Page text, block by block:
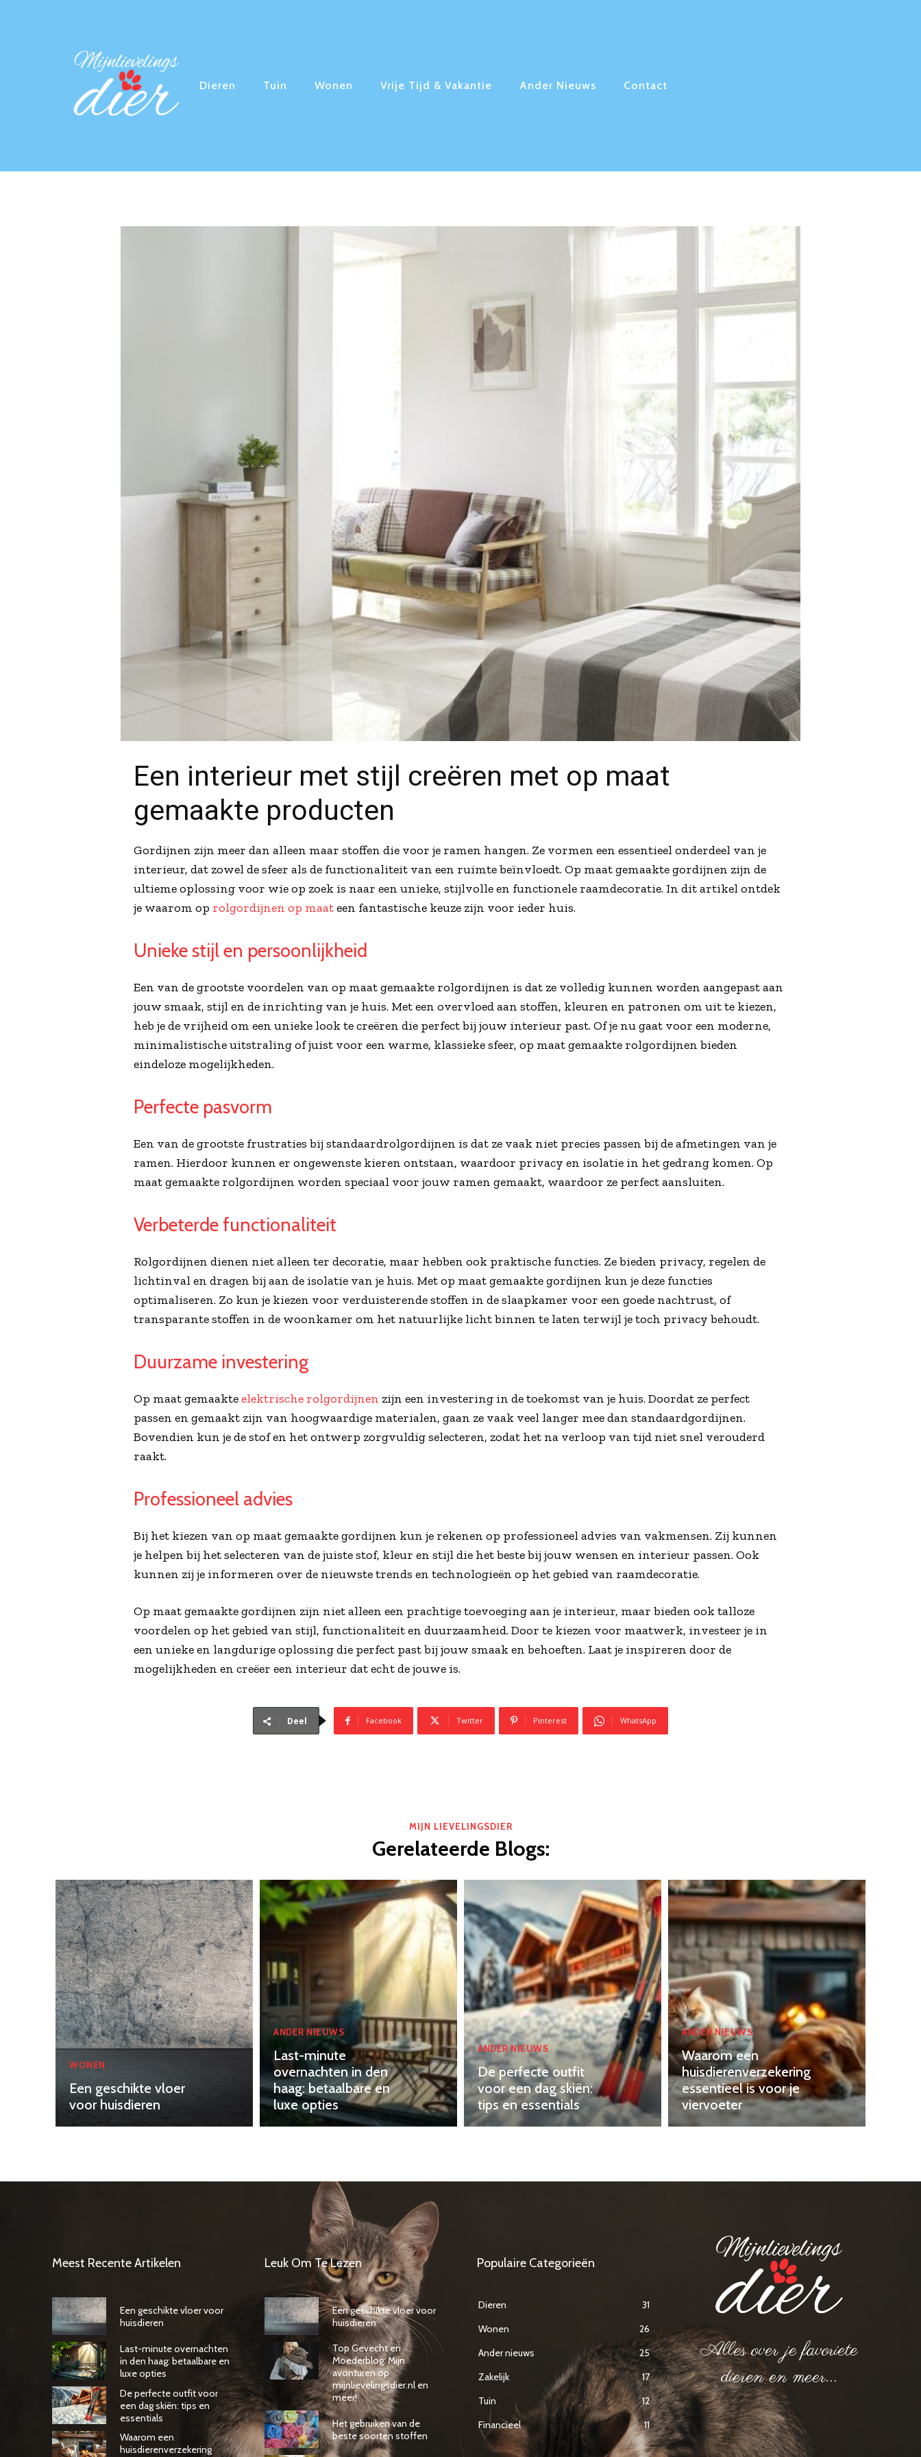
Dieren Tuin Wonen Vrije Tijd & Vakantie Ander Nieuws Contact
Een interieur met stijl creëren met op maat
gemaakte producten
Gordijnen zijn meer dan alleen maar stoffen die voor je ramen hangen. Ze vormen een essentieel onderdeel van je
interieur, dat zowel de sfeer als de functionaliteit van een ruimte beïnvloedt. Op maat gemaakte gordijnen zijn de
ultieme oplossing voor wie op zoek is naar een unieke, stijlvolle en functionele raamdecoratie. In dit artikel ontdek
je waarom op rolgordijnen op maateen fantastische keuze zijn voor ieder huis.
Unieke stijl en persoonlijkheid
Een van de grootste voordelen van op maat gemaakte rolgordijnen is dat ze volledig kunnen worden aangepast aan
jouw smaak, stijl en de inrichting van je huis. Met een overvloed aan stoffen, kleuren en patronen om uit te kiezen,
heb je de vrijheid om een unieke look te creëren die perfect bij jouw interieur past. Of je nu gaat voor een moderne,
minimalistische uitstraling of juist voor een warme, klassieke sfeer, op maat gemaakte rolgordijnen bieden
eindeloze mogelijkheden.
Perfecte pasvorm
Een van de grootste frustraties bij standaardrolgordijnen is dat ze vaak niet precies passen bij de afmetingen van je
ramen. Hierdoor kunnen er ongewenste kieren ontstaan, waardoor privacy en isolatie in het gedrang komen. Op
maat gemaakte rolgordijnen worden speciaal voor jouw ramen gemaakt, waardoor ze perfect aansluiten.
Verbeterde functionaliteit
Rolgordijnen dienen niet alleen ter decoratie, maar hebben ook praktische functies. Ze bieden privacy, regelen de
lichtinval en dragen bij aan de isolatie van je huis. Met op maat gemaakte gordijnen kun je deze functies
optimaliseren. Zo kun je kiezen voor verduisterende stoffen in de slaapkamer voor een goede nachtrust, of
transparante stoffen in de woonkamer om het natuurlijke licht binnen te laten terwijl je toch privacy behoudt.
Duurzame investering
Op maat gemaakteelektrische rolgordijnen zijn een investering in de toekomst van je huis. Doordat ze perfect
passen en gemaakt zijn van hoogwaardige materialen, gaan ze vaak veel langer mee dan standaardgordijnen.
Bovendien kun je de stof en het ontwerp zorgvuldig selecteren, zodat het na verloop van tijd niet snel verouderd
raakt.
Professioneel advies
Bij het kiezen van op maat gemaakte gordijnen kun je rekenen op professioneel advies van vakmensen. Zij kunnen
je helpen bij het selecteren van de juiste stof, kleur en stijl die het beste bij jouw wensen en interieur passen. Ook
kunnen zij je informeren over de nieuwste trends en technologieën op het gebied van raamdecoratie.
Op maat gemaakte gordijnen zijn niet alleen een prachtige toevoeging aan je interieur, maar bieden ook talloze
voordelen op het gebied van stijl, functionaliteit en duurzaamheid. Door te kiezen voor maatwerk, investeer je in
een unieke en langdurige oplossing die perfect past bij jouw smaak en behoeften. Laat je inspireren door de
mogelijkheden en creëer een interieur dat echt de jouwe is.
Deel Facebook Twitter Pinterest WhatsApp
MIJN LIEVELINGSDIER
Gerelateerde Blogs:
WONEN
Een geschikte vloer
voor huisdieren
ANDER NIEUWS
Last-minute
overnachten in den
haag: betaalbare en
luxe opties
ANDER NIEUWS
De perfecte outfit
voor een dag skiën:
tips en essentials
ANDER NIEUWS
Waarom een
huisdierenverzekering
essentieel is voor je
viervoeter
Meest Recente Artikelen
Een geschikte vloer voor
huisdieren
Last-minute overnachten
in den haag: betaalbare en
luxe opties
De perfecte outfit voor
een dag skiën: tips en
essentials
Waarom een
huisdierenverzekering
Leuk Om Te Lezen
Een geschikte vloer voor
huisdieren
Top Gevecht en
Moederblog: Mijn
avonturen op
mijnlievelingsdier.nl en
meer!
Het gebruiken van de
beste soorten stoffen
Populaire Categorieën
Dieren
31
Wonen
26
Ander nieuws
25
Zakelijk
17
Tuin
12
Financieel
11
Alles over je favoriete
dieren en meer...